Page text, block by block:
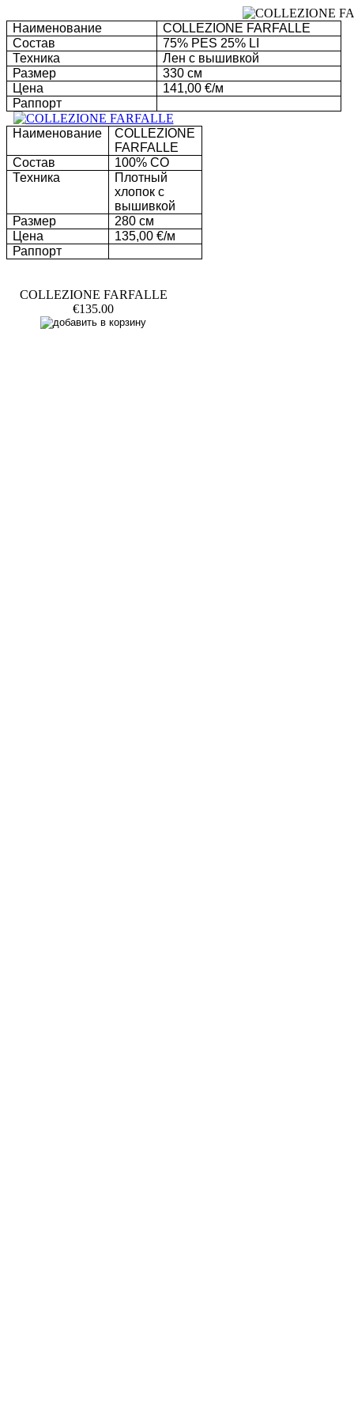
Наименование
COLLEZIONE FARFALLE
Состав
75% PES 25% LI
Техника
Лен с вышивкой
Размер
330cм
Цена
141,00 €/м
Раппорт
Наименование
COLLEZIONE
FARFALLE
Состав
100% CO
Техника
Плотный
хлопок с
вышивкой
Размер
280cм
Цена
135,00 €/м
Раппорт
COLLEZIONE FARFALLE
€135.00